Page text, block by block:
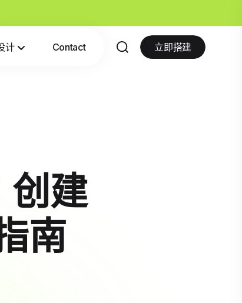
计 Contact 立即搭建
建
南